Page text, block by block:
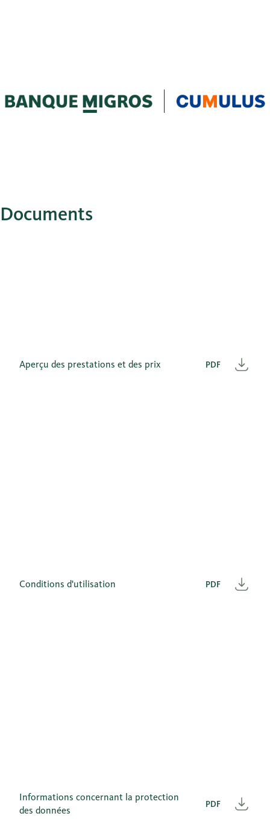
Documents
PDF
Aperçu des prestations et des prix
PDF
Conditions d'utilisation
PDF
Informations concernant la protection
des données